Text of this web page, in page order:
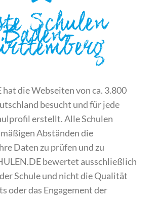
Schulen
Baden-
hat die Webseiten von ca. 3.800
besucht und für jede
erstellt. Alle Schulen
Abständen die
Daten zu prüfen und zu
bewertet ausschließlich
Schule und nicht die Qualität
oder das Engagement der